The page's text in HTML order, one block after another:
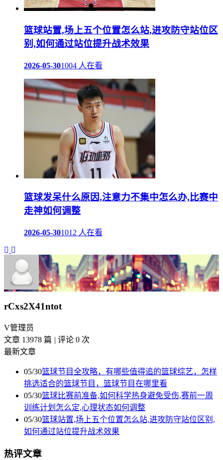
篮球站置,场上五个位置怎么站,进攻防守站位区
别,如何通过站位提升战术效果
2026-05-301004 人在看
篮球发呆什么原因,注意力不集中怎么办,比赛中
走神如何调整
2026-05-301012 人在看
rCxs2X41ntot
V管理员
文章 13978 篇
评论 0 次
最新文章
05/30篮球节目全攻略，有哪些值得追的篮球综艺，怎样
挑选适合的篮球节目，篮球节目在哪里看
05/30篮球比赛前准备,如何科学热身避免受伤,赛前一周
训练计划怎么定,心理状态如何调整
05/30篮球站置,场上五个位置怎么站,进攻防守站位区别,
如何通过站位提升战术效果
热评文章